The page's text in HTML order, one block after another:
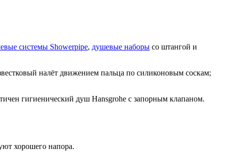
системы Showerpipe, душевые наборы со штангой и
налёт движением пальца по силиконовым соскам;
гигиенический душ Hansgrohe с запорным клапаном.
хорошего напора.